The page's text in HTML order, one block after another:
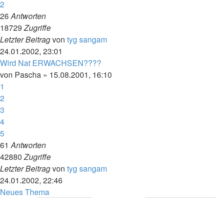
2
26Antworten
18729Zugriffe
Letzter Beitragvon tyg sangam
24.01.2002, 23:01
Wird Nat ERWACHSEN????
von Pascha » 15.08.2001, 16:10
1
2
3
4
5
61Antworten
42880Zugriffe
Letzter Beitragvon tyg sangam
24.01.2002, 22:46
Neues Thema